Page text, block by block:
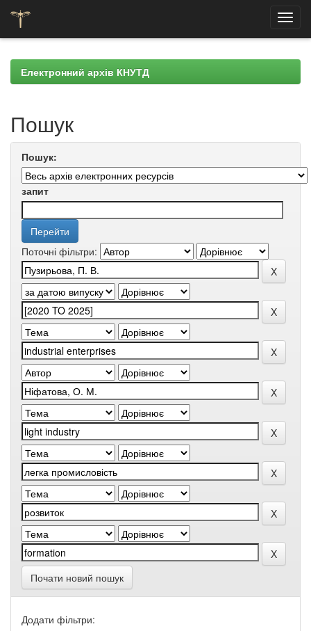
navigationЕлектронний архів КНУТД
Пошук
Пошук:
запит
Поточні фільтри:
Почати новий пошук
Додати фільтри: